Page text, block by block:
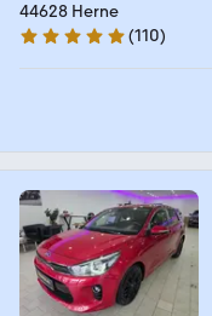
44628 Herne
5 Sterne
(110)